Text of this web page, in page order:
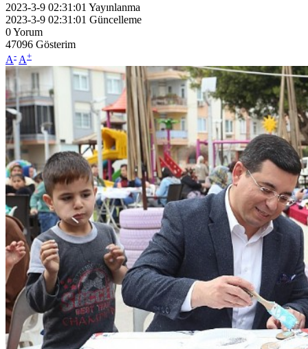
2023-3-9 02:31:01 Yayınlanma
2023-3-9 02:31:01 Güncelleme
0Yorum
47096 Gösterim
A- A+